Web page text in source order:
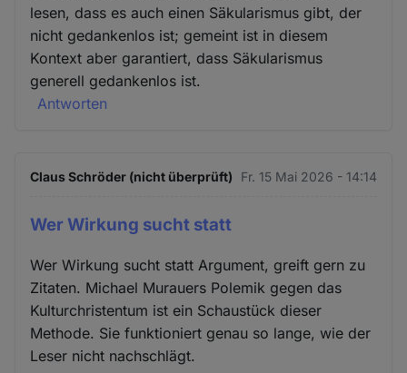
lesen, dass es auch einen Säkularismus gibt, der
nicht gedankenlos ist; gemeint ist in diesem
Kontext aber garantiert, dass Säkularismus
generell gedankenlos ist.
Antworten
Claus Schröder (nicht überprüft) Fr. 15 Mai 2026 - 14:14
Wer Wirkung sucht statt
Wer Wirkung sucht statt Argument, greift gern zu
Zitaten. Michael Murauers Polemik gegen das
Kulturchristentum ist ein Schaustück dieser
Methode. Sie funktioniert genau so lange, wie der
Leser nicht nachschlägt.